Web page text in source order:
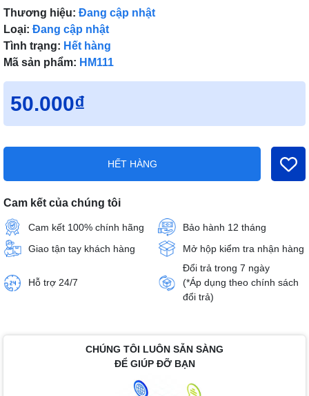
Thương hiệu: Đang cập nhật
Loại: Đang cập nhật
Tình trạng: Hết hàng
Mã sản phẩm: HM111
50.000₫
HẾT HÀNG
Cam kết của chúng tôi
Cam kết 100% chính hãng
Bảo hành 12 tháng
Giao tận tay khách hàng
Mở hộp kiểm tra nhận hàng
Hỗ trợ 24/7
Đổi trả trong 7 ngày
(*Áp dụng theo chính sách
đổi trả)
CHÚNG TÔI LUÔN SẴN SÀNG
ĐỂ GIÚP ĐỠ BẠN